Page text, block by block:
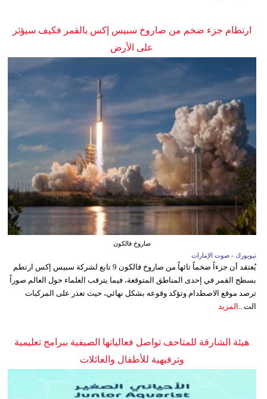
ارتطام جزء ضخم من صاروخ سبيس إكس بالقمر فكيف سيؤثر
على الأرض
صاروخ فالكون
نيويورك - صوت الإمارات
يُعتقد أن جزءاً ضخماً تائهاً من صاروخ فالكون 9 تابع لشركة سبيس إكس ارتطم
بسطح القمر في إحدى المناطق المتوقعة، فيما يترقب العلماء حول العالم صوراً
ترصد موقع الاصطدام وتؤكد وقوعه بشكل نهائي، حيث تعذر على المركبات
الت...
المزيد
هيئة الشارقة للمتاحف تواصل فعالياتها الصيفية ببرامج تعليمية
وترفيهية للأطفال والعائلات